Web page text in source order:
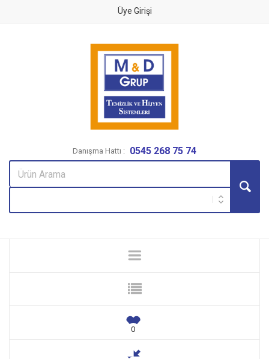
Üye Girişi
Danışma Hattı : 0545 268 75 74